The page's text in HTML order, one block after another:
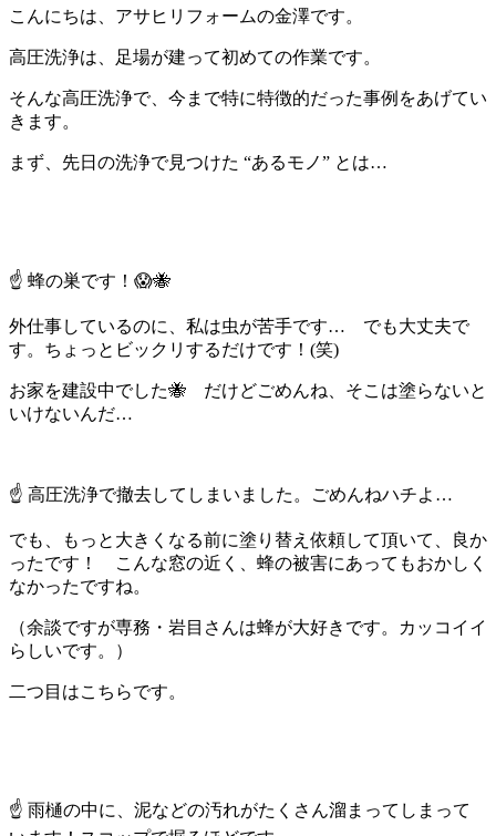
こんにちは、アサヒリフォームの金澤です。
高圧洗浄は、足場が建って初めての作業です。
そんな高圧洗浄で、今まで特に特徴的だった事例をあげてい
きます。
まず、先日の洗浄で見つけた “あるモノ” とは…
☝ 蜂の巣です！😱🐝
外仕事しているのに、私は虫が苦手です… でも大丈夫で
す。ちょっとビックリするだけです！(笑)
お家を建設中でした🐝 だけどごめんね、そこは塗らないと
いけないんだ…
☝ 高圧洗浄で撤去してしまいました。ごめんねハチよ…
でも、もっと大きくなる前に塗り替え依頼して頂いて、良か
ったです！ こんな窓の近く、蜂の被害にあってもおかしく
なかったですね。
（余談ですが専務・岩目さんは蜂が大好きです。カッコイイ
らしいです。）
二つ目はこちらです。
☝ 雨樋の中に、泥などの汚れがたくさん溜まってしまって